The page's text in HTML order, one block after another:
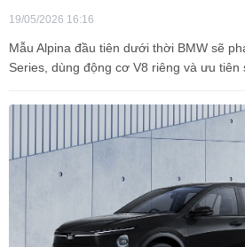
19/05/2026 16:16
Mẫu Alpina đầu tiên dưới thời BMW sẽ
Series, dùng động cơ V8 riêng và ưu tiên